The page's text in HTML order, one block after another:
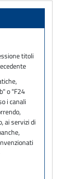
titoli
o "F24
i canali
ai servizi di